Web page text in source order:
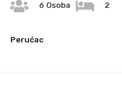
6 Osoba 2
Perućac